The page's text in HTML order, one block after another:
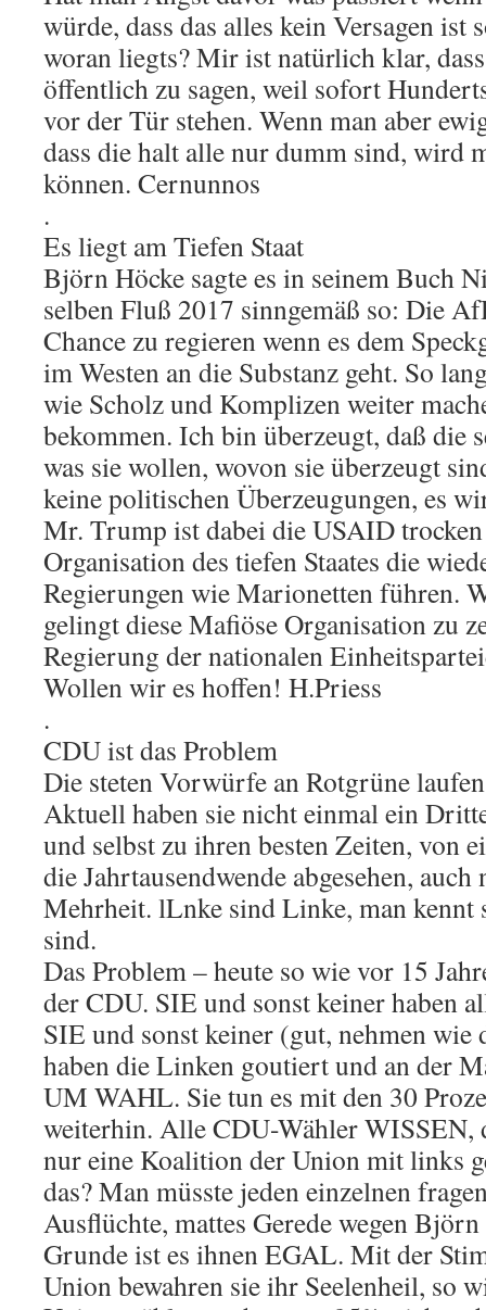
würde, dass das alles kein Versagen ist
woran liegts? Mir ist natürlich klar,
öffentlich zu sagen, weil sofort
vor der Tür stehen. Wenn man aber
dass die halt alle nur dumm sind, wird
können. Cernunnos
.
Es liegt am Tiefen Staat
Björn Höcke sagte es in seinem Buch
selben Fluß 2017 sinngemäß so: Die
Chance zu regieren wenn es dem
im Westen an die Substanz geht. So
wie Scholz und Komplizen weiter
bekommen. Ich bin überzeugt, daß die
was sie wollen, wovon sie überzeugt
keine politischen Überzeugungen, es
Mr. Trump ist dabei die USAID trocken
Organisation des tiefen Staates die
Regierungen wie Marionetten führen.
gelingt diese Mafiöse Organisation zu
Regierung der nationalen
Wollen wir es hoffen! H.Priess
.
CDU ist das Problem
Die steten Vorwürfe an Rotgrüne
Aktuell haben sie nicht einmal ein
und selbst zu ihren besten Zeiten, von
die Jahrtausendwende abgesehen, auch
Mehrheit. lLnke sind Linke, man kennt
sind.
Das Problem – heute so wie vor 15
der CDU. SIE und sonst keiner haben
SIE und sonst keiner (gut, nehmen
haben die Linken goutiert und an der
UM WAHL. Sie tun es mit den 30
weiterhin. Alle CDU-Wähler WISSEN,
nur eine Koalition der Union mit links
das? Man müsste jeden einzelnen
Ausflüchte, mattes Gerede wegen
Grunde ist es ihnen EGAL. Mit der
Union bewahren sie ihr Seelenheil, so